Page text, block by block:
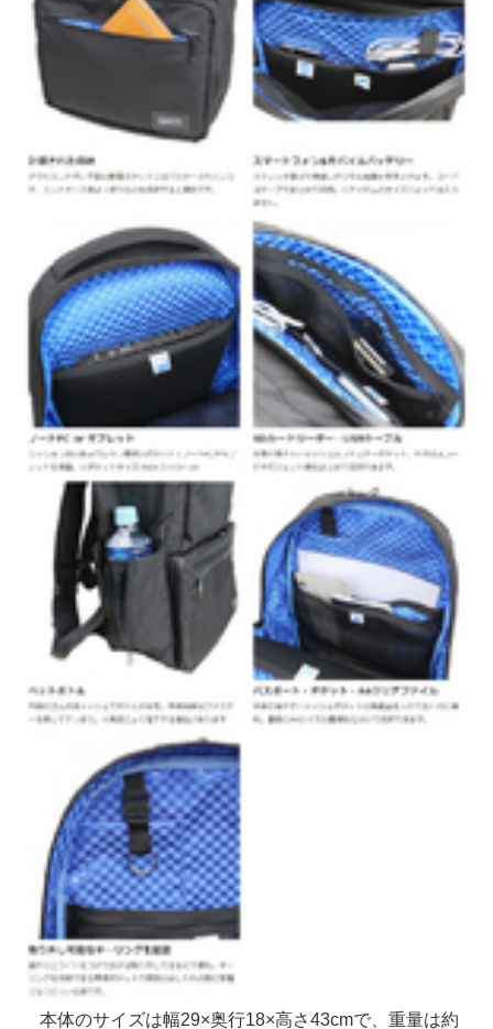
本体のサイズは幅29×奥行18×高さ43cmで、重量は約